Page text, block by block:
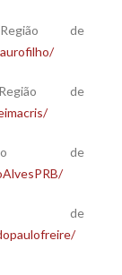
de
de
de
de